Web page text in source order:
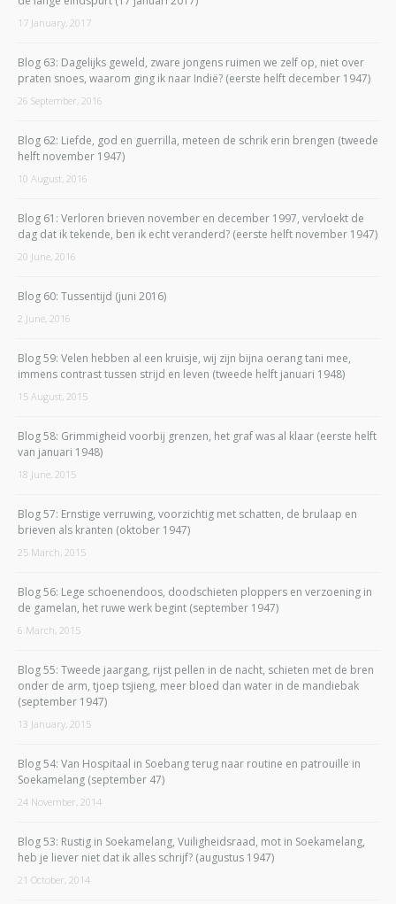
17 January, 2017
Blog 63: Dagelijks geweld, zware jongens ruimen we zelf op, niet over
praten snoes, waarom ging ik naar Indië? (eerste helft december 1947)
26 September, 2016
Blog 62: Liefde, god en guerrilla, meteen de schrik erin brengen (tweede
helft november 1947)
10 August, 2016
Blog 61: Verloren brieven november en december 1997, vervloekt de
dag dat ik tekende, ben ik echt veranderd? (eerste helft november 1947)
20 June, 2016
Blog 60: Tussentijd (juni 2016)
2 June, 2016
Blog 59: Velen hebben al een kruisje, wij zijn bijna oerang tani mee,
immens contrast tussen strijd en leven (tweede helft januari 1948)
15 August, 2015
Blog 58: Grimmigheid voorbij grenzen, het graf was al klaar (eerste helft
van januari 1948)
18 June, 2015
Blog 57: Ernstige verruwing, voorzichtig met schatten, de brulaap en
brieven als kranten (oktober 1947)
25 March, 2015
Blog 56: Lege schoenendoos, doodschieten ploppers en verzoening in
de gamelan, het ruwe werk begint (september 1947)
6 March, 2015
Blog 55: Tweede jaargang, rijst pellen in de nacht, schieten met de bren
onder de arm, tjoep tsjieng, meer bloed dan water in de mandiebak
(september 1947)
13 January, 2015
Blog 54: Van Hospitaal in Soebang terug naar routine en patrouille in
Soekamelang (september 47)
24 November, 2014
Blog 53: Rustig in Soekamelang, Vuiligheidsraad, mot in Soekamelang,
heb je liever niet dat ik alles schrijf? (augustus 1947)
21 October, 2014